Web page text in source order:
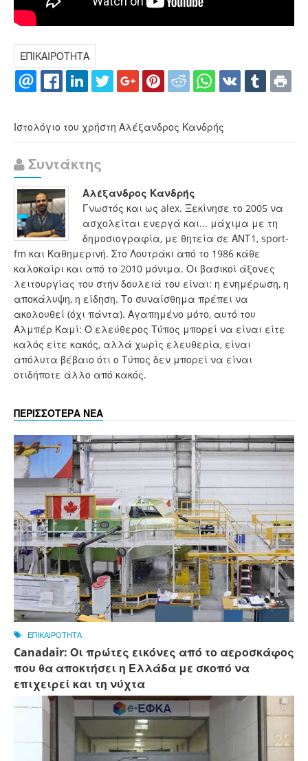
ΕΠΙΚΑΙΡΟΤΗΤΑ
Ιστολόγιο του χρήστη Αλέξανδρος Κανδρής
Συντάκτης
Αλέξανδρος Κανδρής
Γνωστός και ως alex. Ξεκίνησε το 2005 να
ασχολείται ενεργά και... μάχιμα με τη
δημοσιογραφία, με θητεία σε ΑΝΤ1, sport-
fm και Καθημερινή. Στο Λουτράκι από το 1986 κάθε
καλοκαίρι και από το 2010 μόνιμα. Οι βασικοί άξονες
λειτουργίας του στην δουλειά του είναι: η ενημέρωση, η
αποκάλυψη, η είδηση. Το συναίσθημα πρέπει να
ακολουθεί (όχι πάντα). Αγαπημένο μότο, αυτό του
Αλμπέρ Καμί: Ο ελεύθερος Τύπος μπορεί να είναι είτε
καλός είτε κακός, αλλά χωρίς ελευθερία, είναι
απόλυτα βέβαιο ότι ο Τύπος δεν μπορεί να είναι
οτιδήποτε άλλο από κακός.
ΠΕΡΙΣΣΟΤΕΡΑ ΝΕΑ
ΕΠΙΚΑΙΡΟΤΗΤΑ
Canadair: Οι πρώτες εικόνες από το αεροσκάφος
που θα αποκτήσει η Ελλάδα με σκοπό να
επιχειρεί και τη νύχτα